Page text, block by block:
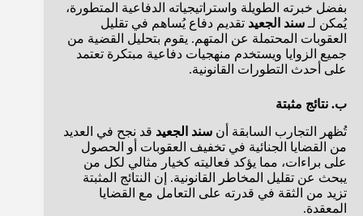
بفضل خبرته الطويلة واستراتيجياته الدفاعية المتطورة،
يُمكن لـ سند الجعيد تقديم دفاع يُساهم في تقليل
العقوبات المحتملة عن المتهم. يقوم بتحليل القضية من
جميع الزوايا ويستخدم منهجيات دفاعية مبتكرة تعتمد
على أحدث التطورات القانونية.
ب. نتائج مثبتة
تُظهر التجارب السابقة أن سند الجعيد قد نجح في العديد
من القضايا الجنائية في تخفيف العقوبات أو الحصول
على براءات، مما يؤكد فعاليته كخيار مثالي لكل من
يبحث عن تقليل المخاطر القانونية. إن النتائج المثبتة
تزيد من الثقة في قدرته على التعامل مع القضايا
المعقدة.